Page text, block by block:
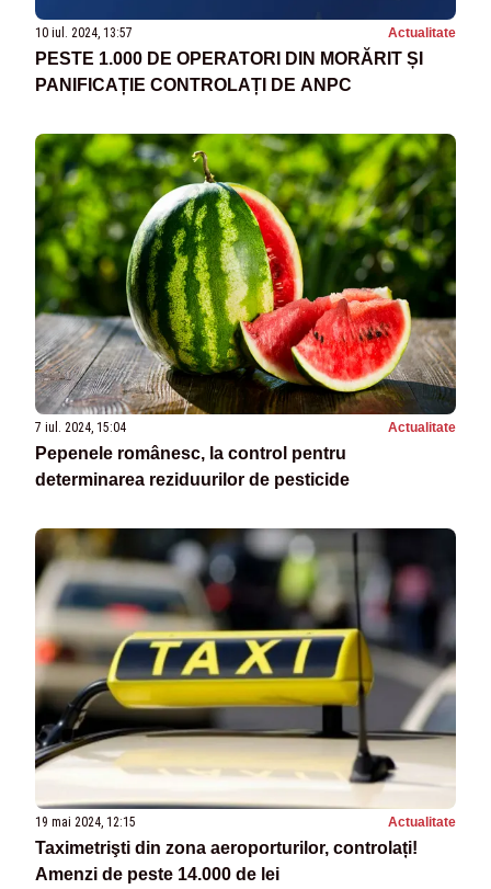
10 iul. 2024, 13:57 Actualitate
PESTE 1.000 DE OPERATORI DIN MORĂRIT ȘI
PANIFICAȚIE CONTROLAȚI DE ANPC
7 iul. 2024, 15:04 Actualitate
Pepenele românesc, la control pentru
determinarea reziduurilor de pesticide
19 mai 2024, 12:15 Actualitate
Taximetrişti din zona aeroporturilor, controlați!
Amenzi de peste 14.000 de lei